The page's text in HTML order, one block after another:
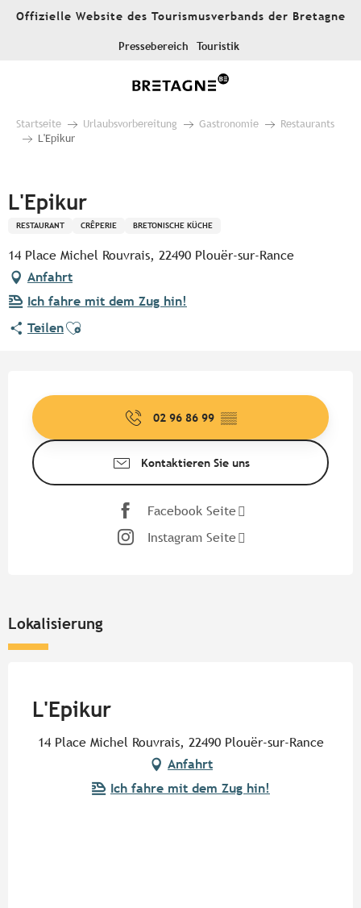
AllerOffizielle Website des Tourismusverbands der Bretagne
Pressebereich Touristik
Startseite Urlaubsvorbereitung Gastronomie
Restaurants
L'Epikur
L'Epikur
RESTAURANT CRÊPERIE BRETONISCHE KÜCHE
14 Place Michel Rouvrais, 22490 Plouër-sur-Rance
Anfahrt
Ich fahre mit dem Zug hin!
TeilenAjouter aux favoris
02 96 86 99 ▒▒
Kontaktieren Sie uns
Facebook Seite
Instagram Seite
Lokalisierung
L'Epikur
14 Place Michel Rouvrais, 22490 Plouër-sur-Rance
Anfahrt
Ich fahre mit dem Zug hin!